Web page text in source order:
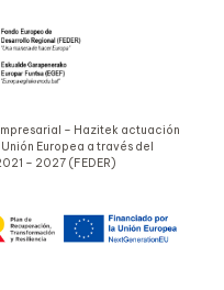
– Hazitek actuación
Europea a través del
– 2027 (FEDER)